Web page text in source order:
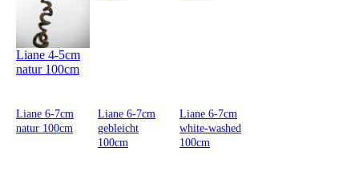
Liane 4-5cm
natur 100cm
Liane 6-7cm
natur 100cm
Liane 6-7cm
gebleicht
100cm
Liane 6-7cm
white-washed
100cm